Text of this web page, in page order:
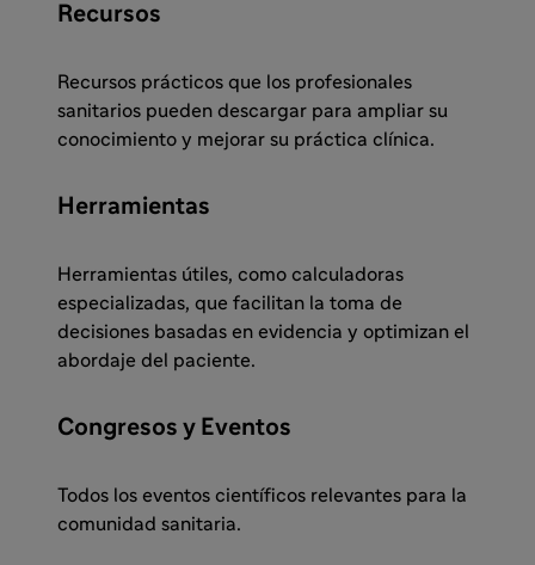
Recursos
Recursos prácticos que los profesionales
sanitarios pueden descargar para ampliar su
conocimiento y mejorar su práctica clínica.
Herramientas
Herramientas útiles, como calculadoras
especializadas, que facilitan la toma de
decisiones basadas en evidencia y optimizan el
abordaje del paciente.
Congresos y Eventos
Todos los eventos científicos relevantes para la
comunidad sanitaria.